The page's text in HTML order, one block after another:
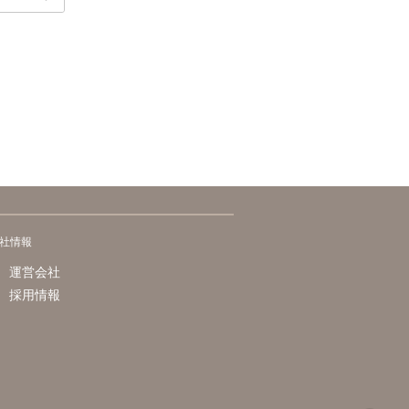
情報
運営会社
採用情報